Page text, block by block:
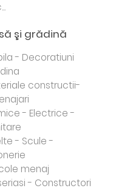
şi grădină
- Decoratiuni
constructii-
- Electrice -
- Scule -
menaj
- Constructori